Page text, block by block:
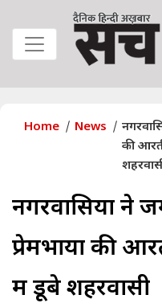
Home News
की
नगरवासियों ने
प्रेमभाया की
में डूबे शहरवासी